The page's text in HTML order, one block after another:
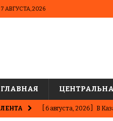
7 АВГУСТА, 2026
ГЛАВНАЯ
ЛЕНТА [ 6 августа, 2026 ] В